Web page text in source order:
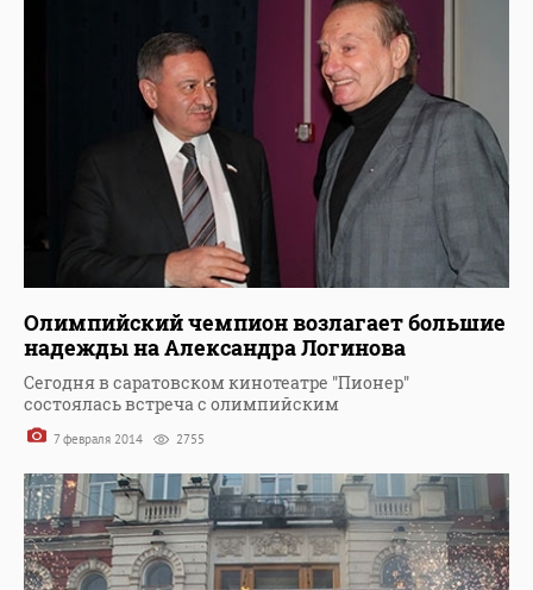
Олимпийский чемпион возлагает большие
надежды на Александра Логинова
Сегодня в саратовском кинотеатре "Пионер"
состоялась встреча с олимпийским
7 февраля 2014 2755